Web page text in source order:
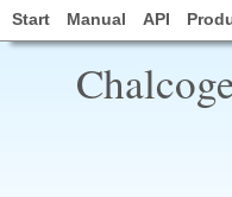
Start Manual API